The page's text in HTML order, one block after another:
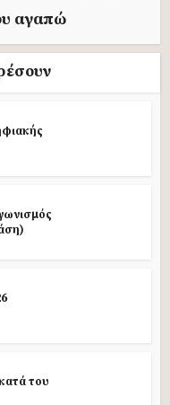
αγαπώ
του